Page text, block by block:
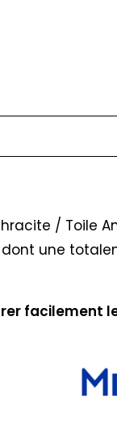
/
une
facilement